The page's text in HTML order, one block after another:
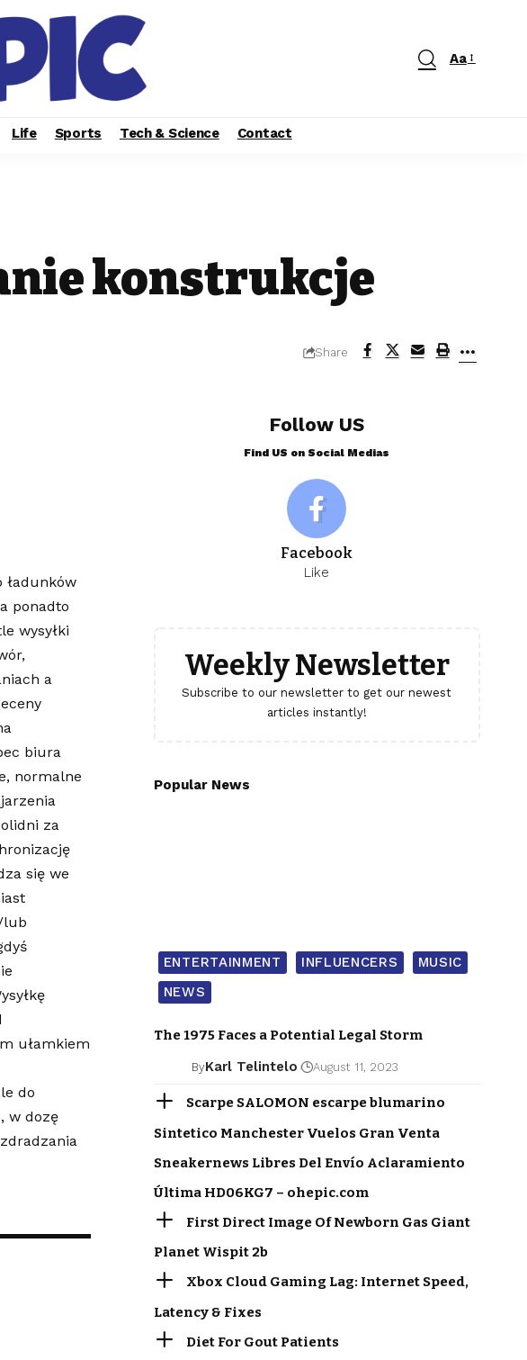
Aa
Life Sports Tech & Science Contact
konstrukcje
Share
ładunków
ponadto
wysyłki
a
biura
normalne
za
się we
lub
ułamkiem
do
w dozę
Follow US
Find US on Social Medias
Facebook
Like
Weekly Newsletter
Subscribe to our newsletter to get our newest
articles instantly!
Popular News
ENTERTAINMENT INFLUENCERS
MUSIC
NEWS
The 1975 Faces a Potential Legal Storm
ByKarl Telintelo August 11, 2023
Scarpe SALOMON escarpe blumarino
Sintetico Manchester Vuelos Gran Venta
Sneakernews Libres Del Envío Aclaramiento
Última HD06KG7 – ohepic.com
First Direct Image Of Newborn Gas Giant
Planet Wispit 2b
Xbox Cloud Gaming Lag: Internet Speed,
Latency & Fixes
Diet For Gout Patients